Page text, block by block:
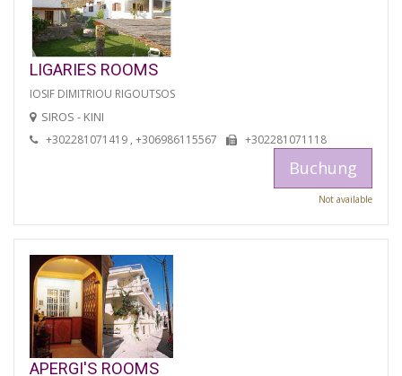
LIGARIES ROOMS
IOSIF DIMITRIOU RIGOUTSOS
SIROS - KINI
+302281071419 , +306986115567 +302281071118
Buchung
Not available
APERGI'S ROOMS